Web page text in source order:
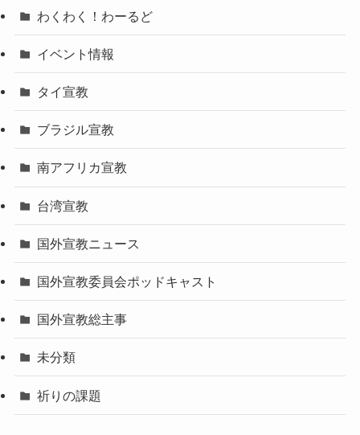
わくわく！わーるど
イベント情報
タイ宣教
ブラジル宣教
南アフリカ宣教
台湾宣教
国外宣教ニュース
国外宣教委員会ポッドキャスト
国外宣教総主事
未分類
祈りの課題